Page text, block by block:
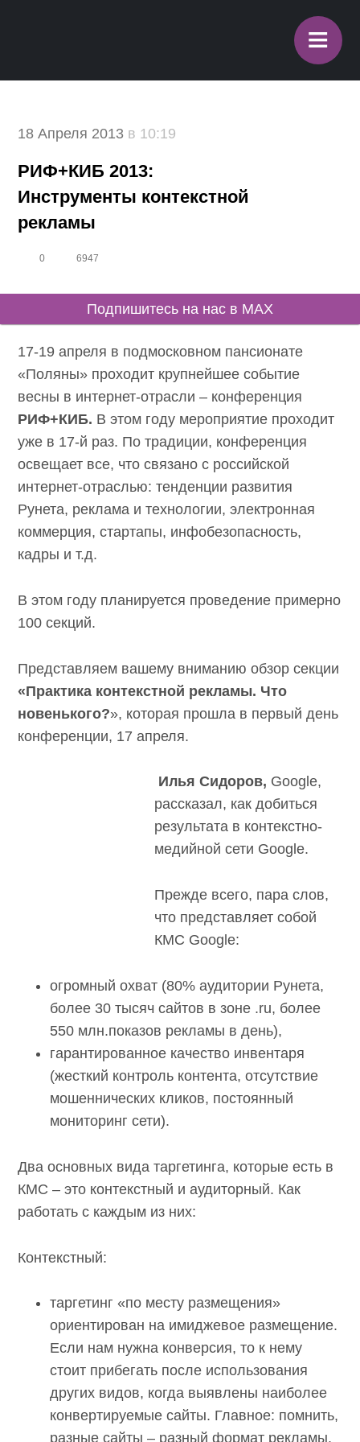
≡
18 Апреля 2013 в 10:19
РИФ+КИБ 2013:
Инструменты контекстной
рекламы
0 6947
Подпишитесь на нас в MAX
17-19 апреля в подмосковном пансионате
«Поляны» проходит крупнейшее событие
весны в интернет-отрасли – конференция
РИФ+КИБ.В этом году мероприятие
проходит уже в 17-й раз. По традиции,
конференция освещает все, что связано с
российской интернет-отраслью: тенденции
развития Рунета, реклама и технологии,
электронная коммерция, стартапы,
инфобезопасность, кадры и т.д.
В этом году планируется проведение
примерно 100 секций.
Представляем вашему вниманию обзор
секции«Практика контекстной рекламы. Что
новенького?», которая прошла в первый
день конференции, 17 апреля.
Илья Сидоров,Google,
рассказал, как добиться
результата в контекстно-
медийной сети Google.
Прежде всего, пара слов,
что представляет собой
КМС Google:
огромный охват (80% аудитории Рунета,
более 30 тысяч сайтов в зоне .ru, более
550 млн.показов рекламы в день),
гарантированное качество инвентаря
(жесткий контроль контента, отсутствие
мошеннических кликов, постоянный
мониторинг сети).
Два основных вида таргетинга, которые есть
в КМС – это контекстный и аудиторный. Как
работать с каждым из них:
Контекстный:
таргетинг «по месту размещения»
ориентирован на имиджевое
размещение. Если нам нужна конверсия,
то к нему стоит прибегать после
использования других видов, когда
выявлены наиболее конвертируемые